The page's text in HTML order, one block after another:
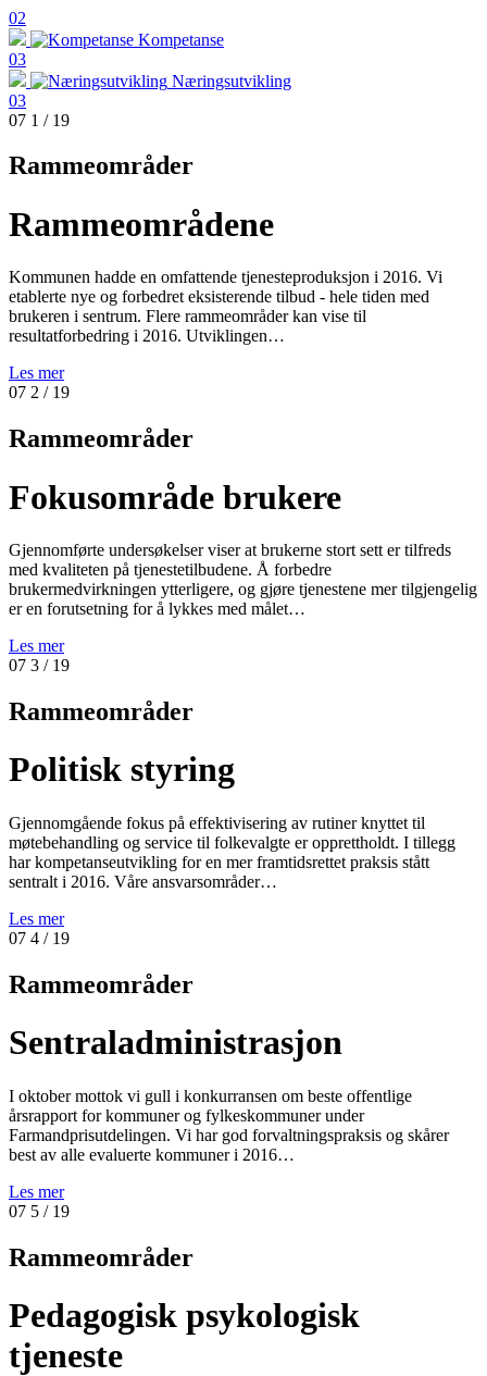
02
Kompetanse
03
Næringsutvikling
03
07 1 / 19
Rammeområder
Rammeområdene
Kommunen hadde en omfattende tjenesteproduksjon i 2016. Vi
etablerte nye og forbedret eksisterende tilbud - hele tiden med
brukeren i sentrum. Flere rammeområder kan vise til
resultatforbedring i 2016. Utviklingen…
Les mer
07 2 / 19
Rammeområder
Fokusområde brukere
Gjennomførte undersøkelser viser at brukerne stort sett er tilfreds
med kvaliteten på tjenestetilbudene. Å forbedre
brukermedvirkningen ytterligere, og gjøre tjenestene mer tilgjengelig
er en forutsetning for å lykkes med målet…
Les mer
07 3 / 19
Rammeområder
Politisk styring
Gjennomgående fokus på effektivisering av rutiner knyttet til
møtebehandling og service til folkevalgte er opprettholdt. I tillegg
har kompetanseutvikling for en mer framtidsrettet praksis stått
sentralt i 2016. Våre ansvarsområder…
Les mer
07 4 / 19
Rammeområder
Sentraladministrasjon
I oktober mottok vi gull i konkurransen om beste offentlige
årsrapport for kommuner og fylkeskommuner under
Farmandprisutdelingen. Vi har god forvaltningspraksis og skårer
best av alle evaluerte kommuner i 2016…
Les mer
07 5 / 19
Rammeområder
Pedagogisk psykologisk
tjeneste